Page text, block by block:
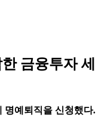
금융투자 세
명예퇴직을 신청했다.